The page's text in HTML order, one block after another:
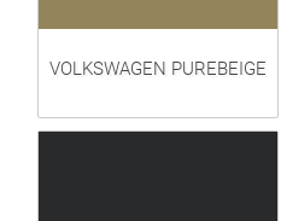
VOLKSWAGEN PUREBEIGE